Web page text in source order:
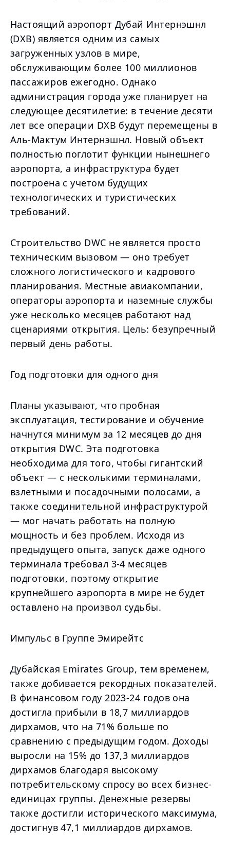
Настоящий аэропорт Дубай Интернэшнл
(DXB) является одним из самых
загруженных узлов в мире,
обслуживающим более 100 миллионов
пассажиров ежегодно. Однако
администрация города уже планирует на
следующее десятилетие: в течение десяти
лет все операции DXB будут перемещены в
Аль-Мактум Интернэшнл. Новый объект
полностью поглотит функции нынешнего
аэропорта, а инфраструктура будет
построена с учетом будущих
технологических и туристических
требований.
Строительство DWC не является просто
техническим вызовом — оно требует
сложного логистического и кадрового
планирования. Местные авиакомпании,
операторы аэропорта и наземные службы
уже несколько месяцев работают над
сценариями открытия. Цель: безупречный
первый день работы.
Год подготовки для одного дня
Планы указывают, что пробная
эксплуатация, тестирование и обучение
начнутся минимум за 12 месяцев до дня
открытия DWC. Эта подготовка
необходима для того, чтобы гигантский
объект — с несколькими терминалами,
взлетными и посадочными полосами, а
также соединительной инфраструктурой
— мог начать работать на полную
мощность и без проблем. Исходя из
предыдущего опыта, запуск даже одного
терминала требовал 3-4 месяцев
подготовки, поэтому открытие
крупнейшего аэропорта в мире не будет
оставлено на произвол судьбы.
Импульс в Группе Эмирейтс
Дубайская Emirates Group, тем временем,
также добивается рекордных показателей.
В финансовом году 2023-24 годов она
достигла прибыли в 18,7 миллиардов
дирхамов, что на 71% больше по
сравнению с предыдущим годом. Доходы
выросли на 15% до 137,3 миллиардов
дирхамов благодаря высокому
потребительскому спросу во всех бизнес-
единицах группы. Денежные резервы
также достигли исторического максимума,
достигнув 47,1 миллиардов дирхамов.